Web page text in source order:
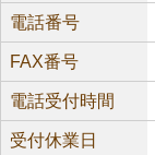
電話番号
FAX番号
電話受付時間
受付休業日